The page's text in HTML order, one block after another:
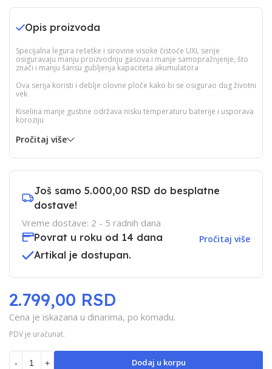
Opis proizvoda
Specijalna legura rešetke i sirovine visoke čistoće UXL serije
osiguravaju manju proizvodnju gasova i manje samopražnjenje, što
znači i manju šansu gubljenja kapaciteta akumulatora
Ova serija koristi i deblje olovne ploče kako bi se osigurao dug životni
vek
Kiselina manje gustine održava nisku temperaturu baterije i usporava
koroziju
Pročitaj više
Još samo 5.000,00 RSD do besplatne
dostave!
Vreme dostave: 2 - 5 radnih dana
Povrat u roku od 14 dana
Pročitaj više
Artikal je dostupan.
Cena je iskazana u dinarima, po komadu.
PDV je uračunat.
2.799,00 RSD
- + Dodaj u korpu